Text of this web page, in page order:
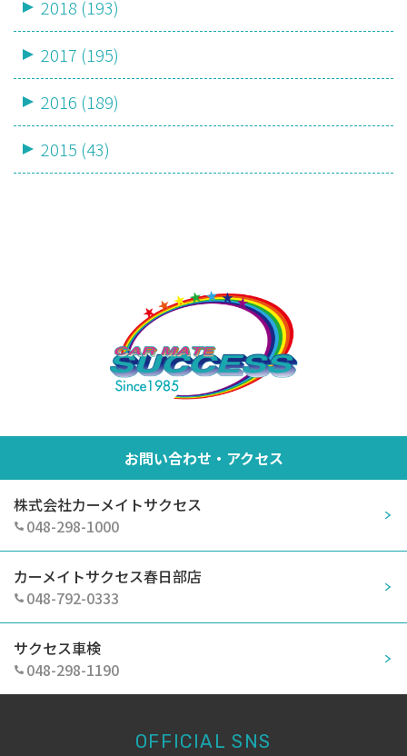
2018 (193)
2017 (195)
2016 (189)
2015 (43)
お問い合わせ・アクセス
株式会社カーメイトサクセス
048-298-1000
カーメイトサクセス春日部店
048-792-0333
サクセス車検
048-298-1190
OFFICIAL SNS